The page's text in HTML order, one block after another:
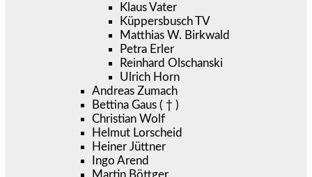
Klaus Vater
Küppersbusch TV
Matthias W. Birkwald
Petra Erler
Reinhard Olschanski
Ulrich Horn
Andreas Zumach
Bettina Gaus ( † )
Christian Wolf
Helmut Lorscheid
Heiner Jüttner
Ingo Arend
Martin Böttger